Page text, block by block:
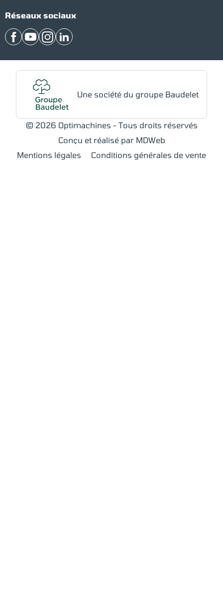
Réseaux sociaux
FacebookYouTubeInstagram
LinkedIn
Une société du groupe Baudelet
© 2026 Optimachines - Tous droits réservés
Conçu et réalisé par MDWeb
Mentions légales
Conditions générales de vente